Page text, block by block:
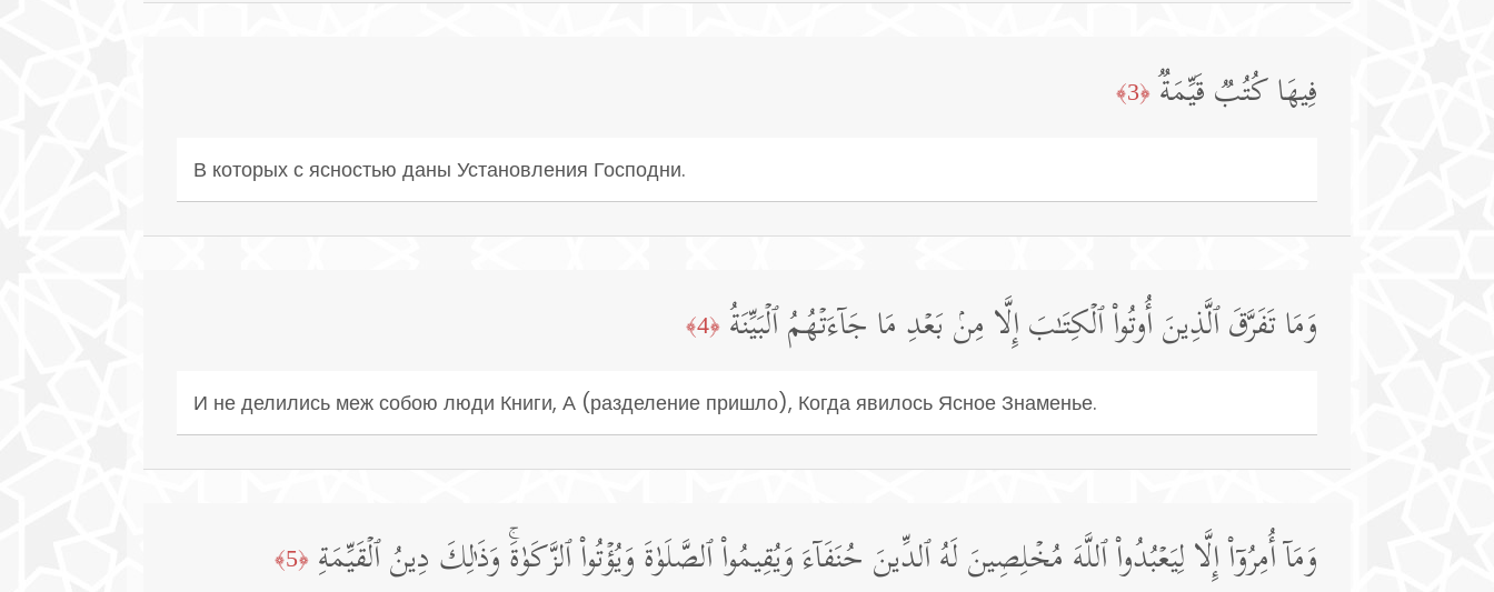
فِیهَا كُتُبࣱ قَیِّمَةࣱ ﴿3﴾
В которых с ясностью даны Установления Господни.
وَمَا تَفَرَّقَ ٱلَّذِینَ أُوتُوا۟ ٱلۡكِتَـٰبَ إِلَّا مِنۢ بَعۡدِ مَا جَاۤءَتۡهُمُ ٱلۡبَیِّنَةُ ﴿4﴾
И не делились меж собою люди Книги, А (разделение пришло), Когда явилось Ясное Знаменье.
وَمَاۤ أُمِرُوۤا۟ إِلَّا لِیَعۡبُدُوا۟ ٱللَّهَ مُخۡلِصِینَ لَهُ ٱلدِّینَ حُنَفَاۤءَ وَیُقِیمُوا۟ ٱلصَّلَوٰةَ وَیُؤۡتُوا۟ ٱلزَّكَوٰةَۚ وَذَ ٰ⁠لِكَ دِینُ ٱلۡقَیِّمَةِ ﴿5﴾